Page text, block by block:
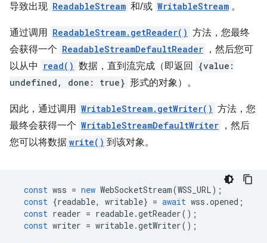
导致出现 ReadableStream 和/或 WritableStream 。
通过调用 ReadableStream.getReader() 方法，您最终
会获得一个 ReadableStreamDefaultReader ，然后您可
以从中
read() 数据，直到流完成（即返回
{value:
undefined, done: true} 形式的对象）。
因此，通过调用 WritableStream.getWriter() 方法，您
最终会获得一个 WritableStreamDefaultWriter ，然后
您可以将数据 write() 到该对象。
const wss = new WebSocketStream(WSS_URL);
const {readable, writable} = await wss .opened ;
const reader = readable.getReader();
const writer = writable.getWriter();